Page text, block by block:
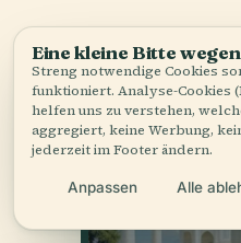
Eine kleine Bitte
Streng notwendige Cookies
funktioniert. Analyse-Cookies
helfen uns zu verstehen,
aggregiert, keine Werbung,
jederzeit im Footer ändern.
Anpassen Alle